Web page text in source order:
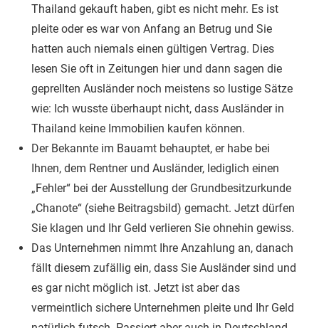
Thailand gekauft haben, gibt es nicht mehr. Es ist
pleite oder es war von Anfang an Betrug und Sie
hatten auch niemals einen gültigen Vertrag. Dies
lesen Sie oft in Zeitungen hier und dann sagen die
geprellten Ausländer noch meistens so lustige Sätze
wie: Ich wusste überhaupt nicht, dass Ausländer in
Thailand keine Immobilien kaufen können.
Der Bekannte im Bauamt behauptet, er habe bei
Ihnen, dem Rentner und Ausländer, lediglich einen
„Fehler“ bei der Ausstellung der Grundbesitzurkunde
„Chanote“ (siehe Beitragsbild) gemacht. Jetzt dürfen
Sie klagen und Ihr Geld verlieren Sie ohnehin gewiss.
Das Unternehmen nimmt Ihre Anzahlung an, danach
fällt diesem zufällig ein, dass Sie Ausländer sind und
es gar nicht möglich ist. Jetzt ist aber das
vermeintlich sichere Unternehmen pleite und Ihr Geld